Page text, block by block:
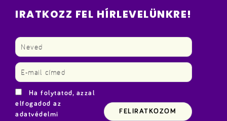
IRATKOZZ FEL HÍRLEVELÜNKRE!
Ha folytatod, azzal
elfogadod az
adatvédelmi